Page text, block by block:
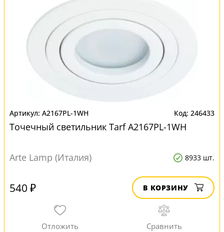
A2167PL-1WH 246433
Точечный светильник Tarf A2167PL-1WH
Arte Lamp (Италия) 8933 шт.
540 ₽ В КОРЗИНУ